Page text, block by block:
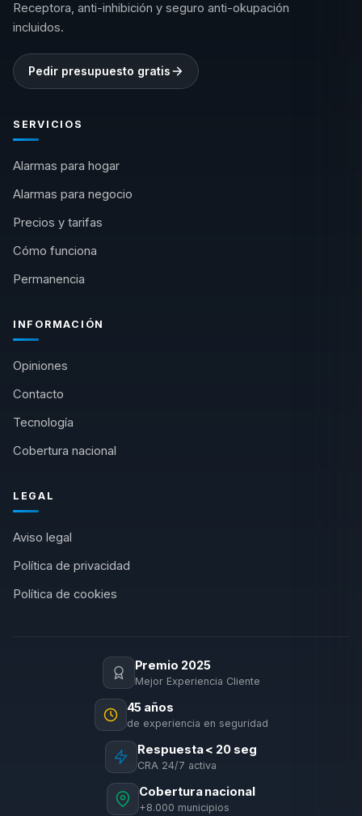
Receptora, anti-inhibición y seguro anti-okupación
incluidos.
Pedir presupuesto gratis
SERVICIOS
Alarmas para hogar
Alarmas para negocio
Precios y tarifas
Cómo funciona
Permanencia
INFORMACIÓN
Opiniones
Contacto
Tecnología
Cobertura nacional
LEGAL
Aviso legal
Política de privacidad
Política de cookies
Premio 2025
Mejor Experiencia Cliente
45 años
de experiencia en seguridad
Respuesta < 20 seg
CRA 24/7 activa
Cobertura nacional
+8.000 municipios